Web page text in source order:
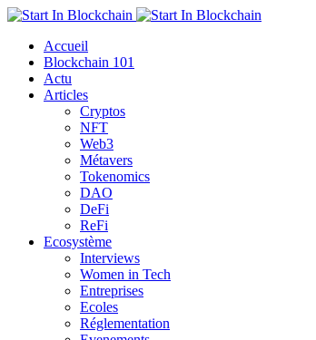
Accueil
Blockchain 101
Actu
Articles
Cryptos
NFT
Web3
Métavers
Tokenomics
DAO
DeFi
ReFi
Ecosystème
Interviews
Women in Tech
Entreprises
Ecoles
Réglementation